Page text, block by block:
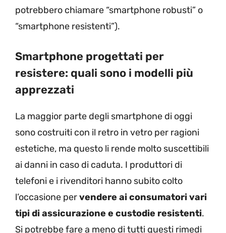
potrebbero chiamare “smartphone robusti” o
“smartphone resistenti”).
Smartphone progettati per
resistere: quali sono i modelli più
apprezzati
La maggior parte degli smartphone di oggi
sono costruiti con il retro in vetro per ragioni
estetiche, ma questo li rende molto suscettibili
ai danni in caso di caduta. I produttori di
telefoni e i rivenditori hanno subito colto
l’occasione pervendere ai consumatori vari
tipi di assicurazione e custodie resistenti.
Si potrebbe fare a meno di tutti questi rimedi